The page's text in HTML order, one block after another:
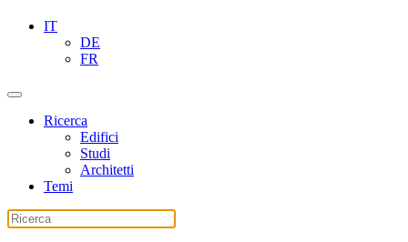
IT
DE
FR
Ricerca
Edifici
Studi
Architetti
Temi